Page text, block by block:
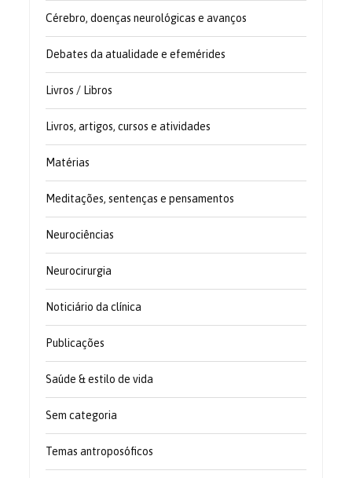
Cérebro, doenças neurológicas e avanços
Debates da atualidade e efemérides
Livros / Libros
Livros, artigos, cursos e atividades
Matérias
Meditações, sentenças e pensamentos
Neurociências
Neurocirurgia
Noticiário da clínica
Publicações
Saúde & estilo de vida
Sem categoria
Temas antroposóficos